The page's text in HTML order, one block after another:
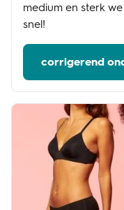
medium en sterk
snel!
corrigerend